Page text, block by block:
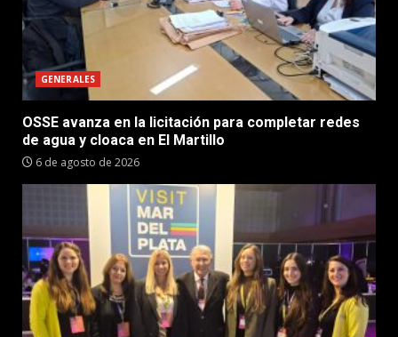
GENERALES
OSSE avanza en la licitación para completar redes
de agua y cloaca en El Martillo
6 de agosto de 2026